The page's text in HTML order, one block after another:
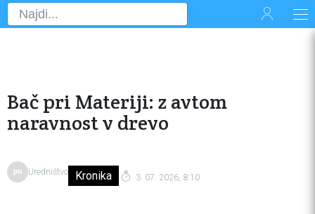
Bač pri Materiji: z avtom
naravnost v drevo
Uredništvo Kronika 3. 07. 2026, 8:10